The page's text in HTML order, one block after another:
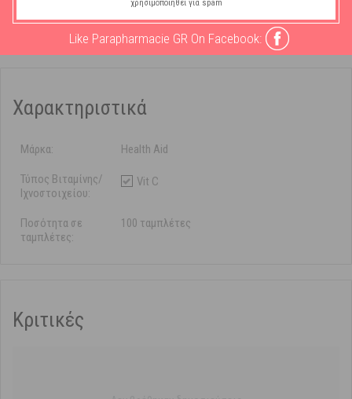
Συμπλήρωμα Διατροφής - Ανοσοποιητικό - Βιταμίνη C.
Χαρακτηριστικά
Μάρκα: Health Aid
Τύπος Βιταμίνης/
Ιχνοστοιχείου:
Vit C
Ποσότητα σε
ταμπλέτες:
100 ταμπλέτες
Κριτικές
χρησιμοποιηθεί για spam
Like Parapharmacie GR On Facebook: